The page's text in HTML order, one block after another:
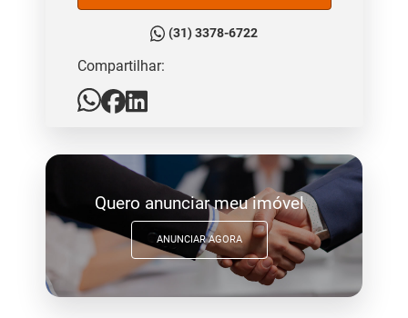
(31) 3378-6722
Compartilhar:
Quero anunciar meu imóvel
ANUNCIAR AGORA